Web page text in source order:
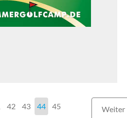
42 43 44 45 Weiter